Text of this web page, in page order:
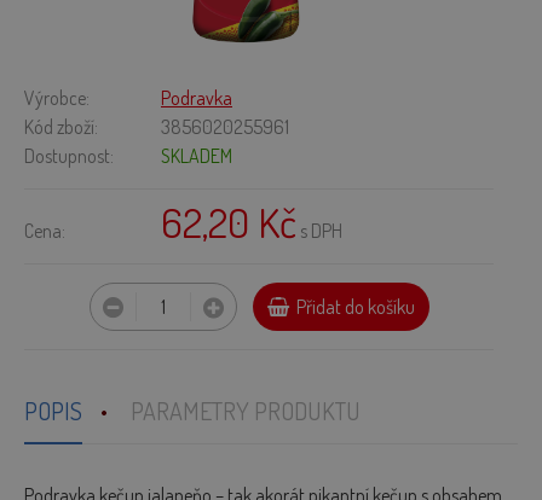
Výrobce:
Podravka
Kód zboží:
3856020255961
Dostupnost:
SKLADEM
Cena: 62,20 Kč s DPH
Přidat do košíku
POPIS PARAMETRY PRODUKTU